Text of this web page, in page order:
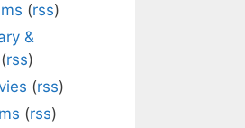
(rss)
&
(rss)
(rss)
(rss)